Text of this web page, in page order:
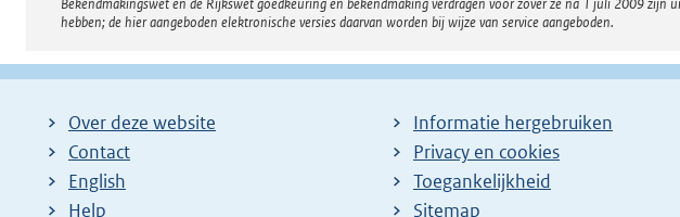
hebben; de hier aangeboden elektronische versies daarvan worden bij wijze van service aangeboden.
Over deze website
Contact
English
Help
Informatie hergebruiken
Privacy en cookies
Toegankelijkheid
Sitemap